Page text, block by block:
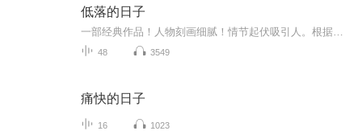
低落的日子
48 3549
痛快的日子
16 1023